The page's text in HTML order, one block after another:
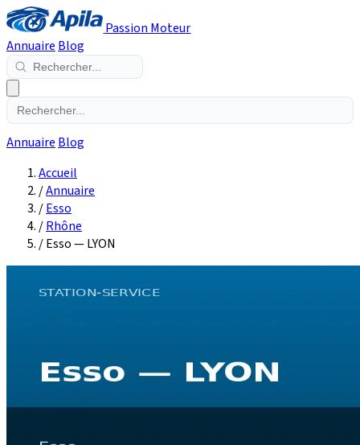
Passion Moteur
Annuaire Blog
Annuaire Blog
Accueil
/Annuaire
/Esso
/Rhône
/Esso — LYON